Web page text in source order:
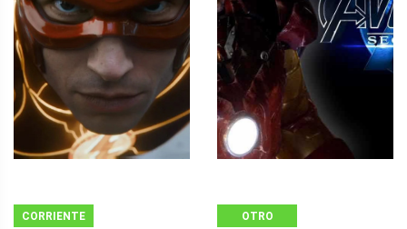
CORRIENTE
OTRO